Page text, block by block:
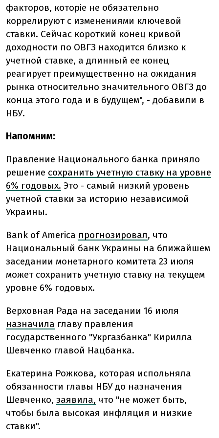
факторов, которіе не обязательно
коррелируют с изменениями ключевой
ставки. Сейчас короткий конец кривой
доходности по ОВГЗ находится близко к
учетной ставке, а длинный ее конец
реагирует преимущественно на ожидания
рынка относительно значительного ОВГЗ до
конца этого года и в будущем", - добавили в
НБУ.
Напомним:
Правление Национального банка приняло
решение сохранить учетную ставку на уровне
6% годовых. Это - самый низкий уровень
учетной ставки за историю независимой
Украины.
Bank of America прогнозировал, что
Национальный банк Украины на ближайшем
заседании монетарного комитета 23 июля
может сохранить учетную ставку на текущем
уровне 6% годовых.
Верховная Рада на заседании 16 июля
назначила главу правления
государственного "Укргазбанка" Кирилла
Шевченко главой Нацбанка.
Екатерина Рожкова, которая испольняла
обязанности главы НБУ до назначения
Шевченко, заявила, что "не может быть,
чтобы была высокая инфляция и низкие
ставки".